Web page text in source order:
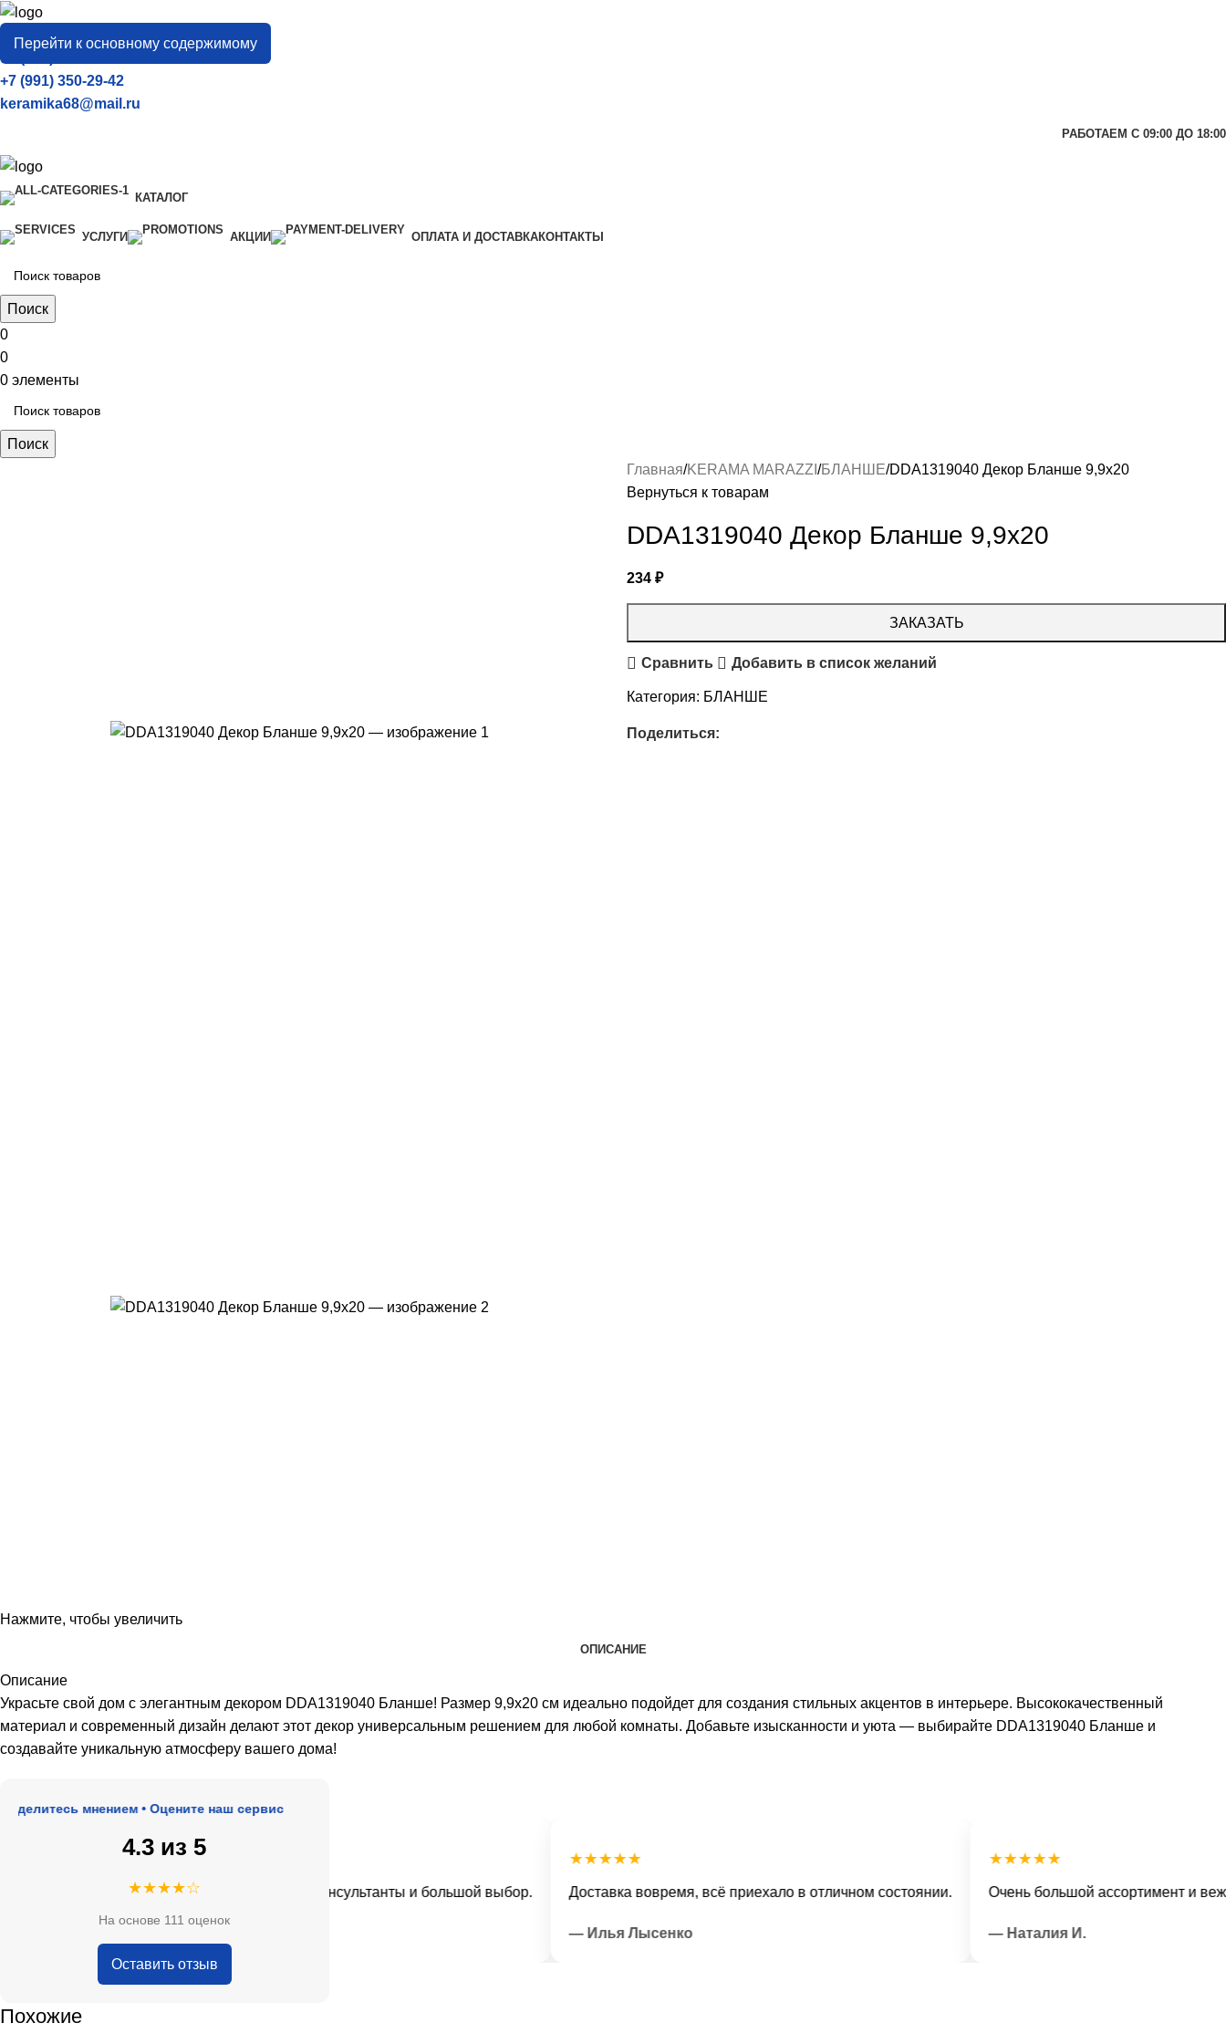
Перейти к основному содержимому
город
Тамбов
+7 (906) 657-33-54
+7 (991) 350-29-42
keramika68@mail.ru
РАБОТАЕМ С 09:00 ДО 18:00
КАТАЛОГ
УСЛУГИ АКЦИИ ОПЛАТА И ДОСТАВКАКОНТАКТЫ
Поиск
0
0
0 элементы
Поиск
Нажмите, чтобы увеличить
Главная KERAMA MARAZZI БЛАНШЕ DDA1319040 Декор Бланше 9,9х20
Вернуться к товарам
DDA1319040 Декор Бланше 9,9х20
234 ₽
ЗАКАЗАТЬ
Сравнить Добавить в список желаний
Категория: БЛАНШЕ
Поделиться:
ОПИСАНИЕ
Описание
Украсьте свой дом с элегантным декором DDA1319040 Бланше! Размер 9,9х20 см идеально подойдет для создания стильных акцентов в интерьере. Высококачественный
материал и современный дизайн делают этот декор универсальным решением для любой комнаты. Добавьте изысканности и уюта — выбирайте DDA1319040 Бланше и
создавайте уникальную атмосферу вашего дома!
мнением • Оцените наш сервис
4.3 из 5
★★★★☆
На основе 111 оценок
Оставить отзыв
★★★★★
Очень приятные консультанты и большой выбор.
★★★★★
Доставка вовремя, всё приехало в отличном состоянии.
— Илья Лысенко
★★★★★
Очень большой ассортимент и
— Наталия И.
Похожие